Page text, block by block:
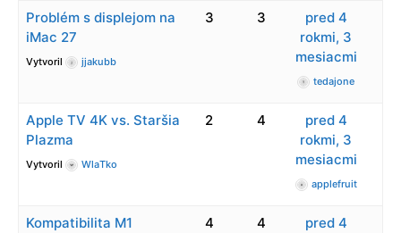
Problém s displejom na
iMac 27
Vytvoril jjakubb
3 3
pred 4
rokmi, 3
mesiacmi
tedajone
Apple TV 4K vs. Staršia
Plazma
Vytvoril WlaTko
2 4
pred 4
rokmi, 3
mesiacmi
applefruit
Kompatibilita M1 4 4
pred 4